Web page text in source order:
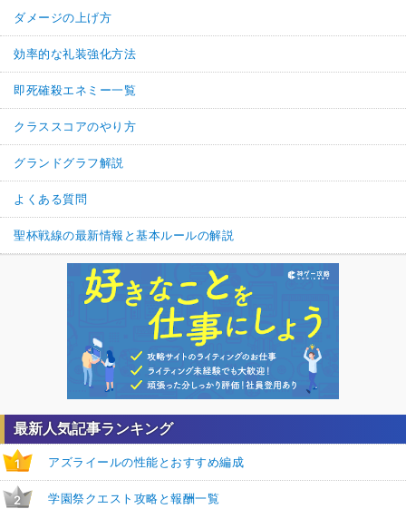
最新人気記事ランキング
1 アズライールの性能とおすすめ編成
2 学園祭クエスト攻略と報酬一覧
ダメージの上げ方
効率的な礼装強化方法
即死確殺エネミー一覧
クラススコアのやり方
グランドグラフ解説
よくある質問
聖杯戦線の最新情報と基本ルールの解説